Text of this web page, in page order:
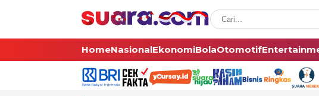
HomeNasionalEkonomiBolaOtomotif